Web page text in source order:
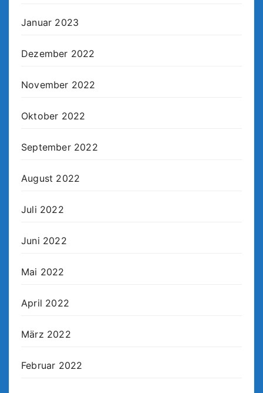
Januar 2023
Dezember 2022
November 2022
Oktober 2022
September 2022
August 2022
Juli 2022
Juni 2022
Mai 2022
April 2022
März 2022
Februar 2022